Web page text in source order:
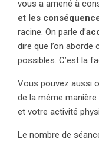
vous a amené à
et les
racine. On parle d’
dire que l’on
possibles. C’est la
Vous pouvez aussi
de la même
et votre activité
Le nombre de